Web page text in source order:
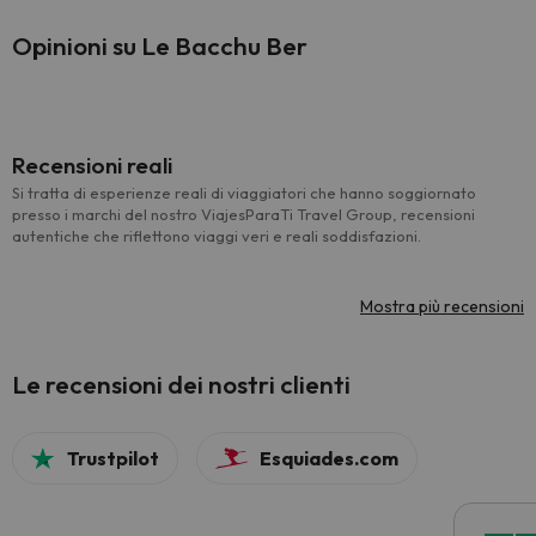
Opinioni su Le Bacchu Ber
Recensioni reali
Si tratta di esperienze reali di viaggiatori che hanno soggiornato
presso i marchi del nostro ViajesParaTi Travel Group, recensioni
autentiche che riflettono viaggi veri e reali soddisfazioni.
Mostra più recensioni
Le recensioni dei nostri clienti
Trustpilot Esquiades.com